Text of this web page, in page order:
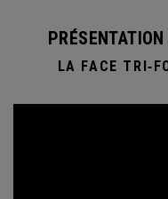
LA FACE